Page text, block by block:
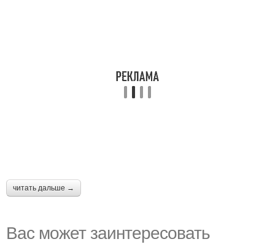
читать дальше →
Вас может заинтересовать